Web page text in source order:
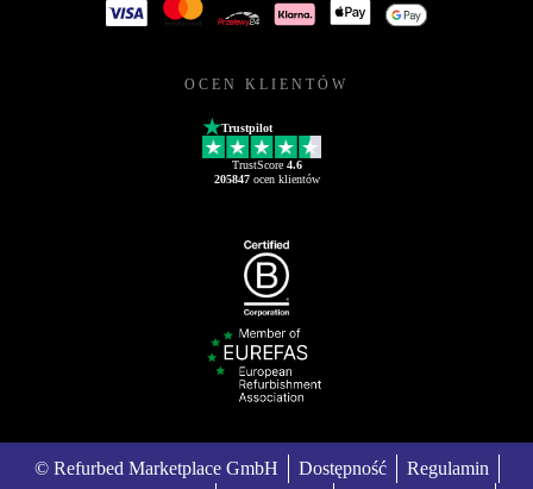
OCEN KLIENTÓW
Trustpilot
TrustScore 4.6
205847ocen klientów
© Refurbed Marketplace GmbH Dostępność
Regulamin